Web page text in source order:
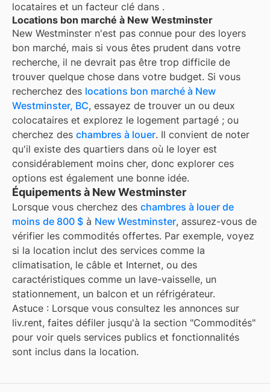
locataires et un facteur clé dans .
Locations bon marché à New Westminster
New Westminster n'est pas connue pour des loyers
bon marché, mais si vous êtes prudent dans votre
recherche, il ne devrait pas être trop difficile de
trouver quelque chose dans votre budget. Si vous
recherchez des locations bon marché à New
Westminster, BC, essayez de trouver un ou deux
colocataires et explorez le logement partagé ; ou
cherchez des chambres à louer. Il convient de noter
qu'il existe des quartiers dans où le loyer est
considérablement moins cher, donc explorer ces
options est également une bonne idée.
Équipements à New Westminster
Lorsque vous cherchez des chambres à louer de
moins de 800 $ à New Westminster, assurez-vous de
vérifier les commodités offertes. Par exemple, voyez
si la location inclut des services comme la
climatisation, le câble et Internet, ou des
caractéristiques comme un lave-vaisselle, un
stationnement, un balcon et un réfrigérateur.
Astuce : Lorsque vous consultez les annonces sur
liv.rent, faites défiler jusqu'à la section "Commodités"
pour voir quels services publics et fonctionnalités
sont inclus dans la location.